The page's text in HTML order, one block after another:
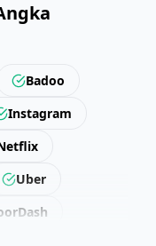
Badoo
Instagram
Uber